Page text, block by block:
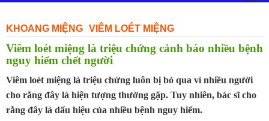
KHOANG MIỆNG VIÊM LOÉT MIỆNG
Viêm loét miệng là triệu chứng cảnh báo nhiều bệnh
nguy hiểm chết người
Viêm loét miệng là triệu chứng luôn bị bỏ qua vì nhiều người
cho rằng đây là hiện tượng thường gặp. Tuy nhiên, bác sĩ cho
rằng đây là dấu hiệu của nhiều bệnh nguy hiểm.